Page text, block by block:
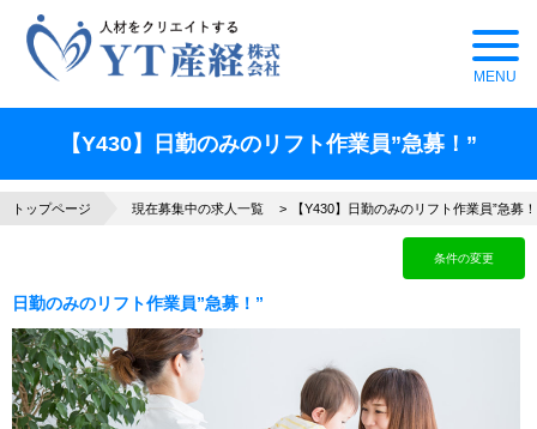
【Y430】日勤のみのリフト作業員”急募！”
トップページ 現在募集中の求人一覧 【Y430】日勤のみのリフト作業員”急募！
条件の変更
日勤のみのリフト作業員”急募！”